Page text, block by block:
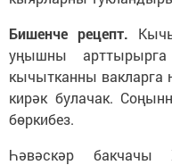
Бишенче рецепт.
уңышны
кычытканны вакларга
кирәк булачак.
бөркибез.
Һәвәскәр бакчачы